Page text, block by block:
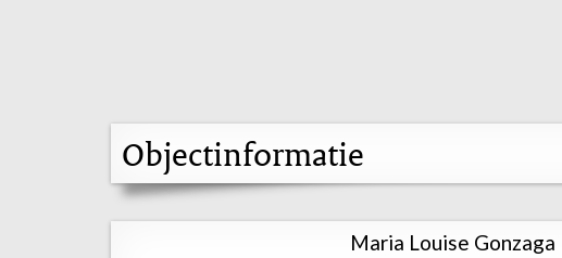
Objectinformatie
Maria Louise Gonzaga